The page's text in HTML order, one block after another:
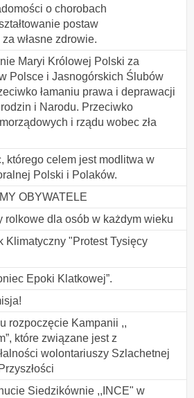
o chorobach
postaw
własne zdrowie.
Maryi Królowej Polski za
Polsce i Jasnogórskich Ślubów
łamaniu prawa i deprawacji
i Narodu. Przeciwko
i rządu wobec zła
którego celem jest modlitwa w
Polski i Polaków.
OBYWATELE
rolkowe dla osób w każdym wieku
Klimatyczny "Protest Tysięcy
Epoki Klatkowej”.
rozpoczęcie Kampanii ,,
które związane jest z
wolontariuszy Szlachetnej
Siedzikównie ,,INCE" w